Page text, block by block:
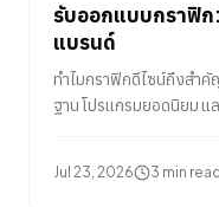
รับออกแบบกราฟิ
แบรนด์
ทำไมกราฟิกดีไซน์ถึงสำ
ฐาน โปรแกรมยอดนิยม แ
Jul 23, 2026 3 min read